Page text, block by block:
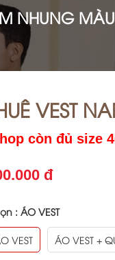
NHUNG
VEST
còn đủ size
đ
: ÁO VEST
VEST ÁO VEST +